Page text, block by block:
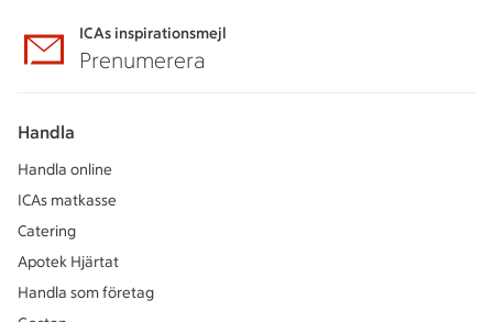
ICAs inspirationsmejl
Prenumerera
Handla
Handla online
ICAs matkasse
Catering
Apotek Hjärtat
Handla som företag